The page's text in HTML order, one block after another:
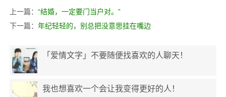
上一篇： “结婚，一定要门当户对。”
下一篇： 年纪轻轻的，别总把没意思挂在嘴边
「爱情文字」不要随便找喜欢的人聊天！
我也想喜欢一个会让我变得更好的人！